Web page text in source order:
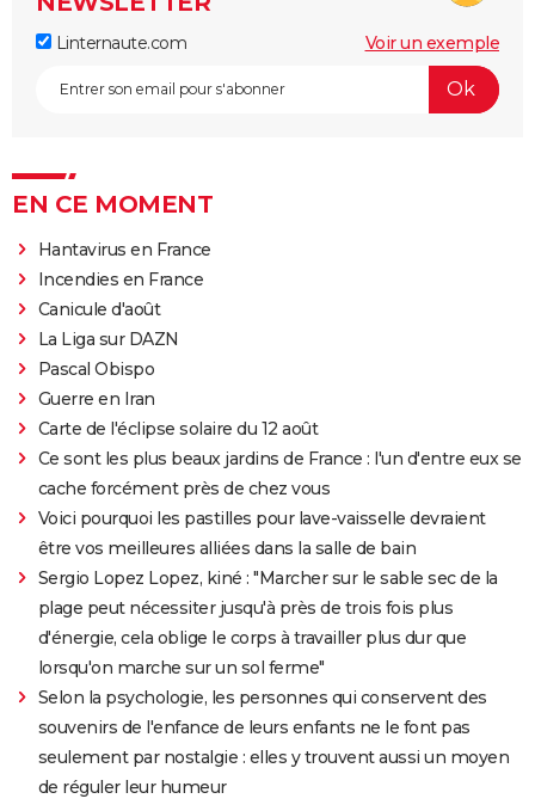
Linternaute.com Voir un exemple
EN CE MOMENT
Hantavirus en France
Incendies en France
Canicule d'août
La Liga sur DAZN
Pascal Obispo
Guerre en Iran
Carte de l'éclipse solaire du 12 août
Ce sont les plus beaux jardins de France : l'un d'entre eux se
cache forcément près de chez vous
Voici pourquoi les pastilles pour lave-vaisselle devraient
être vos meilleures alliées dans la salle de bain
Sergio Lopez Lopez, kiné : "Marcher sur le sable sec de la
plage peut nécessiter jusqu'à près de trois fois plus
d'énergie, cela oblige le corps à travailler plus dur que
lorsqu'on marche sur un sol ferme"
Selon la psychologie, les personnes qui conservent des
souvenirs de l'enfance de leurs enfants ne le font pas
seulement par nostalgie : elles y trouvent aussi un moyen
de réguler leur humeur